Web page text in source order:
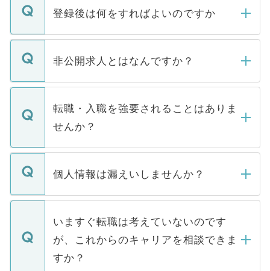
登録後は何をすればよいのですか
ご登録いただきましたら、弊社担当者がご
登録内容を確認し、その後メールもしくは
ます。通常、5営業日以内にはご連絡をせて
いただきますので、しばらくお待ちくださ
非公開求人とはなんですか？
マイナビDOCTORで取り扱っている求人の
うち約3割は、Webサイトからご覧いただ
けない「非公開求人」です。非公開求人は
下記の理由によって、一般には公開してい
ません。
■応募殺到を避けるため 人気のある医療機
関を公にしてしまうと、応募が殺到する場
に、医療機関が求める条件に合った人材の
みを人材紹介会社に依頼するケースが増え
ています。
転職・入職を強要されることはありま
せんか？
転職・入職を強要することは一切ありませ
ん。また、仮に応募先から内定をいただい
定を承諾する必要はありません。内定先へ
の辞退の連絡はキャリアパートナーが行い
個人情報は漏えいしませんか？
個人情報が漏えいすることはありませんの
で、ご安心ください。当サイトからの登録
などで収集したご登録者様の個人情報は、
ご本人のキャリアアップおよび転職活動の
支援を目的に使用いたします。お預かりし
いますぐ転職は考えていないのです
が、これからのキャリアを相談できま
すか？